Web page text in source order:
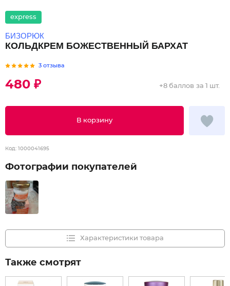
express
БИЗОРЮК
КОЛЬДКРЕМ БОЖЕСТВЕННЫЙ БАРХАТ
3 отзыва
480 ₽
В корзину
+8 баллов за 1 шт.
Код: 1000041695
Фотографии покупателей
Характеристики товара
Также смотрят